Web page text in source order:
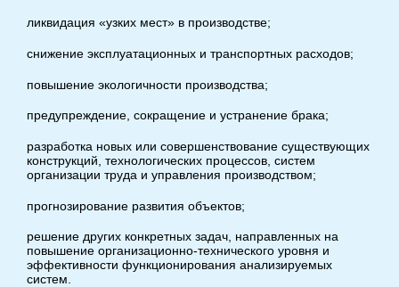
ликвидация «узких мест» в производстве;
снижение эксплуатационных и транспортных расходов;
повышение экологичности производства;
предупреждение, сокращение и устранение брака;
разработка новых или совершенствование существующих
конструкций, технологических процессов, систем
организации труда и управления производством;
прогнозирование развития объектов;
решение других конкретных задач, направленных на
повышение организационно-технического уровня и
эффективности функционирования анализируемых
систем.